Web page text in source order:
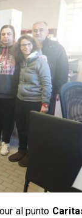
al punto